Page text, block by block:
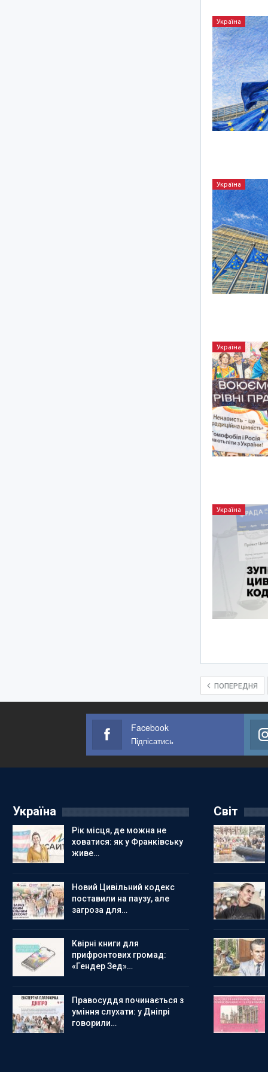
Україна
Україна
Україна
Україна
ПОПЕРЕДНЯ
Facebook
Підпісатись
Україна
Рік місця, де можна не
ховатися: як у Франківську
живе…
Новий Цивільний кодекс
поставили на паузу, але
загроза для…
Квірні книги для
прифронтових громад:
«Гендер Зед»…
Правосуддя починається з
уміння слухати: у Дніпрі
говорили…
Світ